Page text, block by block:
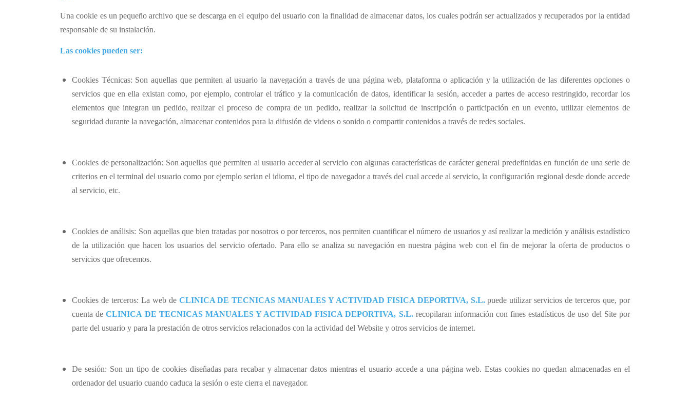
Una cookie es un pequeño archivo que se descarga en el equipo del usuario con la finalidad de almacenar datos, los cuales podrán ser actualizados y recuperados por la entidad
responsable de su instalación.
Lascookies pueden ser:
Cookies Técnicas: Son aquellas que permiten al usuario la navegación a través de una página web, plataforma o aplicación y la utilización de las diferentes opciones o
servicios que en ella existan como, por ejemplo, controlar el tráfico y la comunicación de datos, identificar la sesión, acceder a partes de acceso restringido, recordar los
elementos que integran un pedido, realizar el proceso de compra de un pedido, realizar la solicitud de inscripción o participación en un evento, utilizar elementos de
seguridad durante la navegación, almacenar contenidos para la difusión de videos o sonido o compartir contenidos a través de redes sociales.
Cookies de personalización: Son aquellas que permiten al usuario acceder al servicio con algunas características de carácter general predefinidas en función de una serie de
criterios en el terminal del usuario como por ejemplo serian el idioma, el tipo de navegador a través del cual accede al servicio, la configuración regional desde donde accede
al servicio, etc.
Cookies de análisis: Son aquellas que bien tratadas por nosotros o por terceros, nos permiten cuantificar el número de usuarios y así realizar la medición y análisis estadístico
de la utilización que hacen los usuarios del servicio ofertado. Para ello se analiza su navegación en nuestra página web con el fin de mejorar la oferta de productos o
servicios que ofrecemos.
Cookies de terceros: La web de CLINICA DE TECNICAS MANUALES Y ACTIVIDAD FISICA DEPORTIVA, S.L.puede utilizar servicios de terceros que, por
cuenta deCLINICA DE TECNICAS MANUALES Y ACTIVIDAD FISICA DEPORTIVA, S.L.recopilaran información con fines estadísticos de uso del Site por
parte del usuario y para la prestación de otros servicios relacionados con la actividad del Website y otros servicios de internet.
De sesión: Son un tipo decookies diseñadas para recabar y almacenar datos mientras el usuario accede a una página web. Estas cookiesno quedan almacenadas en el
ordenador del usuario cuando caduca la sesión o este cierra el navegador.